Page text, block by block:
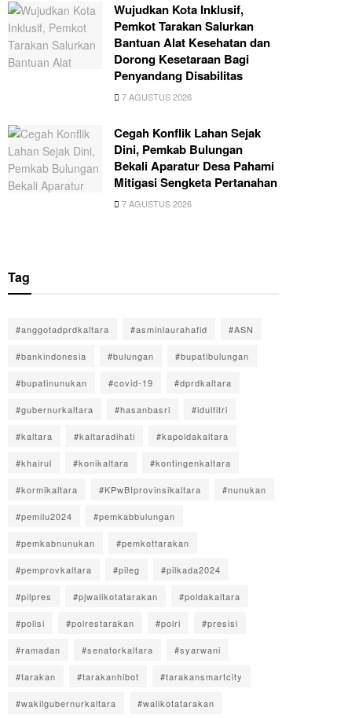
Wujudkan Kota Inklusif,
Pemkot Tarakan Salurkan
Bantuan Alat Kesehatan dan
Dorong Kesetaraan Bagi
Penyandang Disabilitas
7 AGUSTUS 2026
Cegah Konflik Lahan Sejak
Dini, Pemkab Bulungan
Bekali Aparatur Desa Pahami
Mitigasi Sengketa Pertanahan
7 AGUSTUS 2026
Tag
#anggotadprdkaltara #asminlaurahafid #ASN
#bankindonesia #bulungan #bupatibulungan
#bupatinunukan #covid-19 #dprdkaltara
#gubernurkaltara #hasanbasri #idulfitri
#kaltara #kaltaradihati #kapoldakaltara
#khairul #konikaltara #kontingenkaltara
#kormikaltara #KPwBIprovinsikaltara #nunukan
#pemilu2024 #pemkabbulungan
#pemkabnunukan #pemkottarakan
#pemprovkaltara #pileg #pilkada2024
#pilpres #pjwalikotatarakan #poldakaltara
#polisi #polrestarakan #polri #presisi
#ramadan #senatorkaltara #syarwani
#tarakan #tarakanhibot #tarakansmartcity
#wakilgubernurkaltara #walikotatarakan